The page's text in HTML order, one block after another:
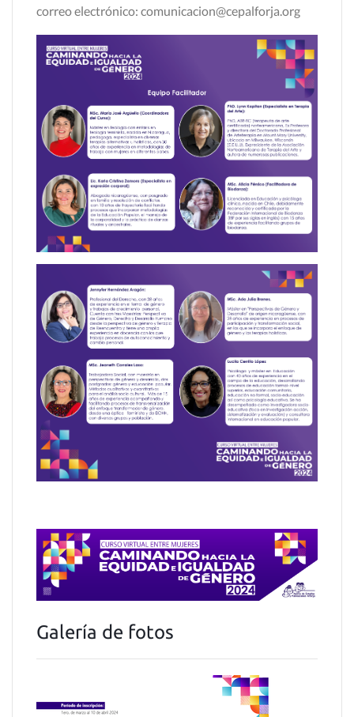
correo electrónico: comunicacion@cepalforja.org
Galería de fotos